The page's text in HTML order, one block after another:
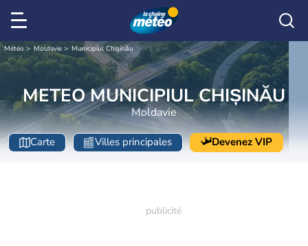
Météo Moldavie Municipiul Chișinău
METEO MUNICIPIUL CHIȘINĂU
Moldavie
Carte Villes principales Devenez VIP